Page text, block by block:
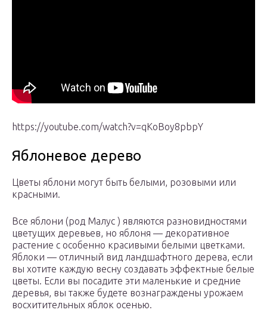
https://youtube.com/watch?v=qKoBoy8pbpY
Яблоневое дерево
Цветы яблони могут быть белыми, розовыми или
красными.
Все яблони (род Малус ) являются разновидностями
цветущих деревьев, но яблоня — декоративное
растение с особенно красивыми белыми цветками.
Яблоки — отличный вид ландшафтного дерева, если
вы хотите каждую весну создавать эффектные белые
цветы. Если вы посадите эти маленькие и средние
деревья, вы также будете вознаграждены урожаем
восхитительных яблок осенью.